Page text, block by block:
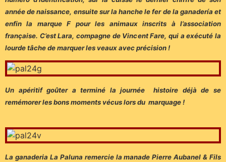
année de naissance, ensuite sur la hanche le fer de la ganadería et
enfin la marque F pour les animaux inscrits à l’association
française. C’est Lara, compagne de Vincent Fare, qui a exécuté la
lourde tâche de marquer les veaux avec précision !
Un apéritif goûter a terminé la journée histoire déjà de se
remémorer les bons moments vécus lors du marquage !
La ganaderia La Paluna remercie la manade Pierre Aubanel & Fils